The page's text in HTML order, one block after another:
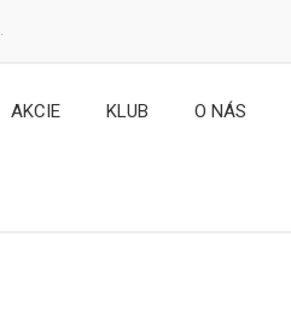
AKCIE KLUB O NÁS